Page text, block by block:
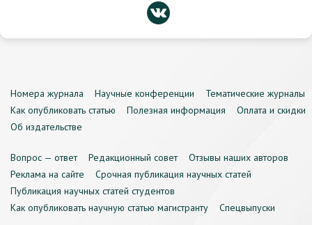
Номера журнала Научные конференции
Тематические журналы
Как опубликовать статью
Полезная информация
Оплата и скидки
Об издательстве
Вопрос — ответ Редакционный совет
Отзывы наших авторов
Реклама на сайте
Срочная публикация научных статей
Публикация научных статей студентов
Как опубликовать научную статью магистранту
Спецвыпуски